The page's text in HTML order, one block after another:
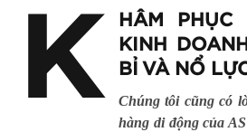
K
HÂM PHỤC
KINH
BỈ VÀ NỔ
Chúng tôi cũng có
hàng di động của